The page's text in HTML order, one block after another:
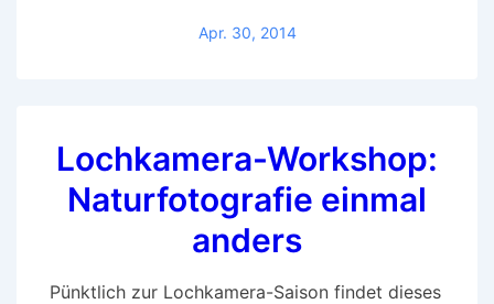
Lochkamera
SPUR
Apr. 30, 2014
Lochkamera-Workshop:
Naturfotografie einmal
anders
Pünktlich zur Lochkamera-Saison findet dieses